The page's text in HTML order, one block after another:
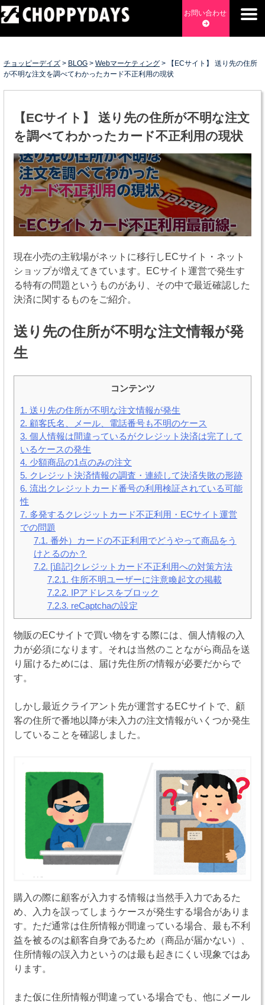
Skip
to
content
支援・ECサイト立ち上げ・Webマーケティング・SEO・ホー
ムページ制作・Web開発・アプリ開発・コーチング チョッピ
ーデイズ ChoppyDays
お問い合わせ
チョッピーデイズ > BLOG > Webマーケティング >
【ECサイト】 送り先の住所
が不明な注文を調べてわかったカード不正利用の現状
【ECサイト】 送り先の住所が不明な注文
を調べてわかったカード不正利用の現状
現在小売の主戦場がネットに移行しECサイト・ネット
ショップが増えてきています。ECサイト運営で発生す
る特有の問題というものがあり、その中で最近確認した
決済に関するものをご紹介。
送り先の住所が不明な注文情報が発
生
コンテンツ
1. 送り先の住所が不明な注文情報が発生
2. 顧客氏名、メール、電話番号も不明のケース
3. 個人情報は間違っているがクレジット決済は完了して
いるケースの発生
4. 少額商品の1点のみの注文
5. クレジット決済情報の調査・連続して決済失敗の形跡
6. 流出クレジットカード番号の利用検証されている可能
性
7. 多発するクレジットカード不正利用・ECサイト運営
での問題
7.1. 番外）カードの不正利用でどうやって商品をう
けとるのか？
7.2. [追記]クレジットカード不正利用への対策方法
7.2.1. 住所不明ユーザーに注意喚起文の掲載
7.2.2. IPアドレスをブロック
7.2.3. reCaptchaの設定
物販のECサイトで買い物をする際には、個人情報の入
力が必須になります。それは当然のことながら商品を送
り届けるためには、届け先住所の情報が必要だからで
す。
しかし最近クライアント先が運営するECサイトで、顧
客の住所で番地以降が未入力の注文情報がいくつか発生
していることを確認しました。
購入の際に顧客が入力する情報は当然手入力であるた
め、入力を誤ってしまうケースが発生する場合がありま
す。ただ通常は住所情報が間違っている場合、最も不利
益を被るのは顧客自身であるため（商品が届かない）、
住所情報の誤入力というのは最も起きにくい現象ではあ
ります。
また仮に住所情報が間違っている場合でも、他にメール